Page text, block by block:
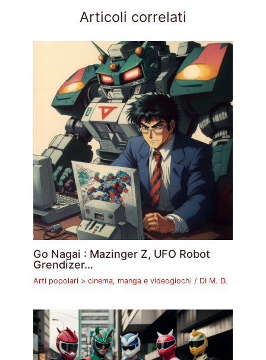
Articoli correlati
Go Nagai : Mazinger Z, UFO Robot
Grendizer…
Arti popolari > cinema, manga e videogiochi / Di M. D.